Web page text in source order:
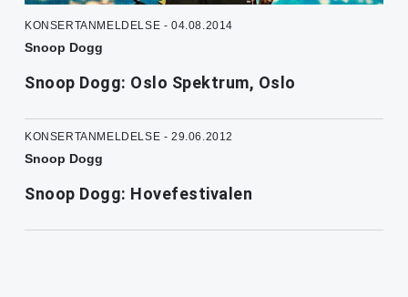
KONSERTANMELDELSE - 04.08.2014
Snoop Dogg
Snoop Dogg: Oslo Spektrum, Oslo
KONSERTANMELDELSE - 29.06.2012
Snoop Dogg
Snoop Dogg: Hovefestivalen